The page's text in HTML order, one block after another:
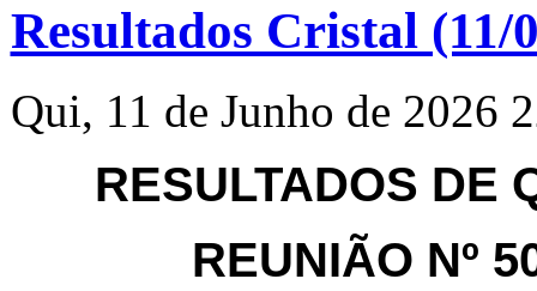
Resultados Cristal (11/
Qui, 11 de Junho de 2026
RESULTADOS DE
REUNIÃO Nº